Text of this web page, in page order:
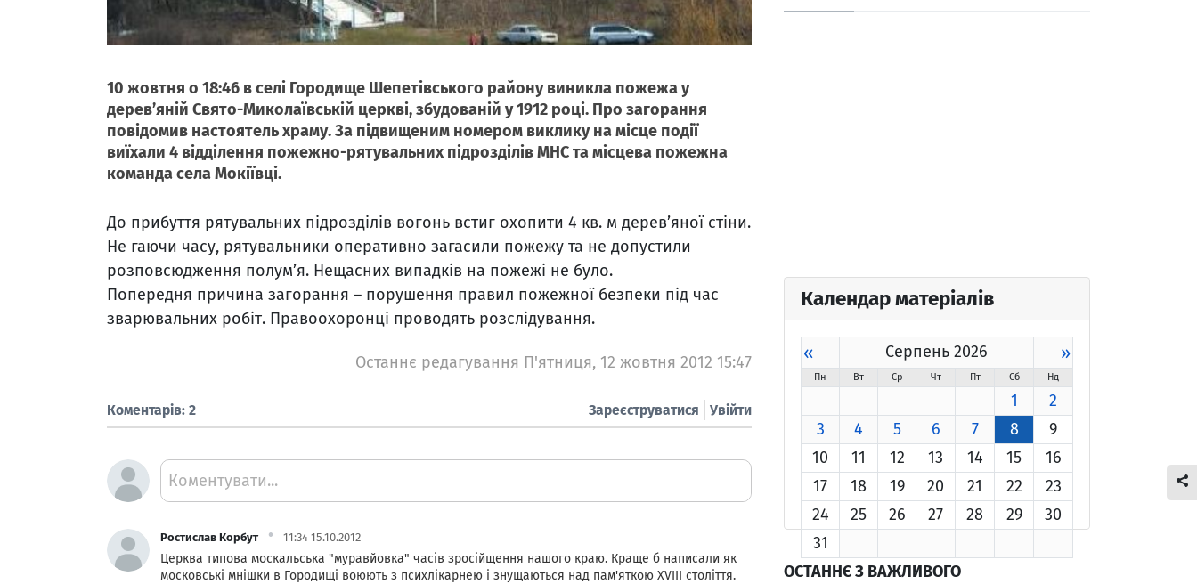
10 жовтня о 18:46 в селі Городище Шепетівського району виникла пожежа у
дерев’яній Свято-Миколаївській церкві, збудованій у 1912 році. Про загорання
повідомив настоятель храму. За підвищеним номером виклику на місце події
виїхали 4 відділення пожежно-рятувальних підрозділів МНС та місцева пожежна
команда села Мокіївці.
До прибуття рятувальних підрозділів вогонь встиг охопити 4 кв. м дерев’яної стіни.
Не гаючи часу, рятувальники оперативно загасили пожежу та не допустили
розповсюдження полум’я. Нещасних випадків на пожежі не було.
Попередня причина загорання – порушення правил пожежної безпеки під час
зварювальних робіт. Правоохоронці проводять розслідування.
Останнє редагування П'ятниця, 12 жовтня 2012 15:47
Коментарів: 2 Увійти
Зареєструватися
Коментувати...
Ростислав Корбут · 11:34 15.10.2012
Церква типова москальська "муравйовка" часів зросійщення нашого краю. Краще б написали як
московські мнішки в Городищі воюють з психлікарнею і знущаються над пам'яткою XVIII століття.
Календар матеріалів
« Серпень 2026 »
Пн Вт Ср Чт Пт Сб Нд
1
2
3
4 5 6 7 8
9
10
11 12 13 14 15
16
17
18 19 20 21 22
23
24
25 26 27 28 29
30
31
ОСТАННЄ З ВАЖЛИВОГО